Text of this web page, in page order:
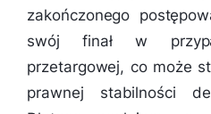
zakończonego
swój finał w
przetargowej, co może
prawnej stabilności